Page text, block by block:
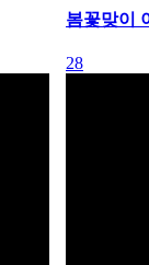
봄꽃맞이
28